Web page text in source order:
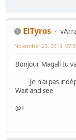
ElTyros
November 23, 2019,
Bonjour Magali tu
Je n'ai pas
Wait and see
@+